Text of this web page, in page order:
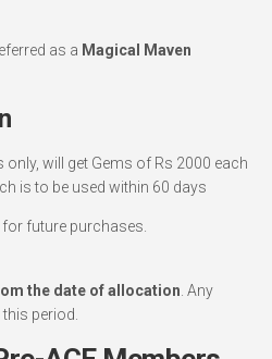
as a Magical Maven
will get Gems of Rs 2000 each
is to be used within 60 days
future purchases.
the date of allocation . Any
period.